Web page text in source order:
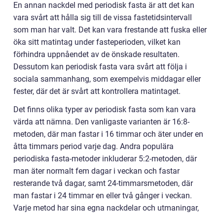
En annan nackdel med periodisk fasta är att det kan
vara svårt att hålla sig till de vissa fastetidsintervall
som man har valt. Det kan vara frestande att fuska eller
öka sitt matintag under fasteperioden, vilket kan
förhindra uppnåendet av de önskade resultaten.
Dessutom kan periodisk fasta vara svårt att följa i
sociala sammanhang, som exempelvis middagar eller
fester, där det är svårt att kontrollera matintaget.
Det finns olika typer av periodisk fasta som kan vara
värda att nämna. Den vanligaste varianten är 16:8-
metoden, där man fastar i 16 timmar och äter under en
åtta timmars period varje dag. Andra populära
periodiska fasta-metoder inkluderar 5:2-metoden, där
man äter normalt fem dagar i veckan och fastar
resterande två dagar, samt 24-timmarsmetoden, där
man fastar i 24 timmar en eller två gånger i veckan.
Varje metod har sina egna nackdelar och utmaningar,